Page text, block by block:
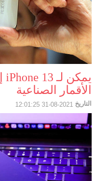
الأقمار الصناعية
التاريخ